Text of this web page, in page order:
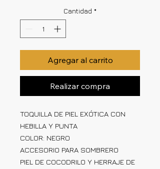
Cantidad *
Agregar al carrito
Realizar compra
TOQUILLA DE PIEL EXÓTICA CON
HEBILLA Y PUNTA
COLOR: NEGRO
ACCESORIO PARA SOMBRERO
PIEL DE COCODRILO Y HERRAJE DE